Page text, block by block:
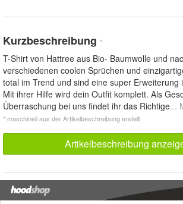
Kurzbeschreibung *
T-Shirt von Hattree aus Bio- Baumwolle und
verschiedenen coolen Sprüchen und
total im Trend und sind eine super Erweiterung
Mit ihrer Hilfe wird dein Outfit komplett. Als
Überraschung bei uns findet ihr das Richtige...
* maschinell aus der Artikelbeschreibung erstellt
Artikelbeschreibung